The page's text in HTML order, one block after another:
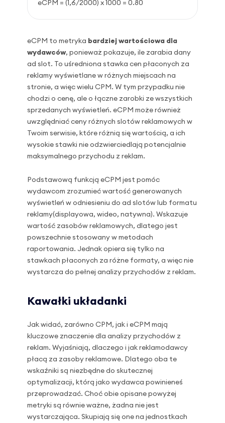
eCPM = (1,6/2000) x 1000 = 0.80
eCPM to metryka bardziej wartościowa dla
wydawców, ponieważ pokazuje, ile zarabia dany
ad slot. To uśredniona stawka cen płaconych za
reklamy wyświetlane w różnych miejscach na
stronie, a więc wielu CPM. W tym przypadku nie
chodzi o cenę, ale o łączne zarobki ze wszystkich
sprzedanych wyświetleń. eCPM może również
uwzględniać ceny różnych slotów reklamowych w
Twoim serwisie, które różnią się wartością, a ich
wysokie stawki nie odzwierciedlają potencjalnie
maksymalnego przychodu z reklam.
Podstawową funkcją eCPM jest pomóc
wydawcom zrozumieć wartość generowanych
wyświetleń w odniesieniu do ad slotów lub formatu
reklamy(displayowa, wideo, natywna). Wskazuje
wartość zasobów reklamowych, dlatego jest
powszechnie stosowany w metodach
raportowania. Jednak opiera się tylko na
stawkach płaconych za różne formaty, a więc nie
wystarcza do pełnej analizy przychodów z reklam.
Kawałki układanki
Jak widać, zarówno CPM, jak i eCPM mają
kluczowe znaczenie dla analizy przychodów z
reklam. Wyjaśniają, dlaczego i jak reklamodawcy
płacą za zasoby reklamowe. Dlatego oba te
wskaźniki są niezbędne do skutecznej
optymalizacji, którą jako wydawca powinieneś
przeprowadzać. Choć obie opisane powyżej
metryki są równie ważne, żadna nie jest
wystarczająca. Skupiają się one na jednostkach